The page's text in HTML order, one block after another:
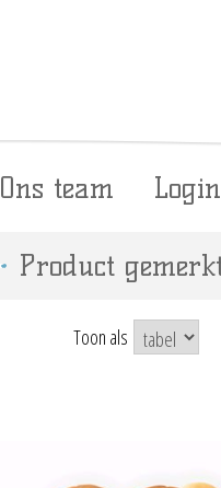
Ons team Login
Product
Toon als